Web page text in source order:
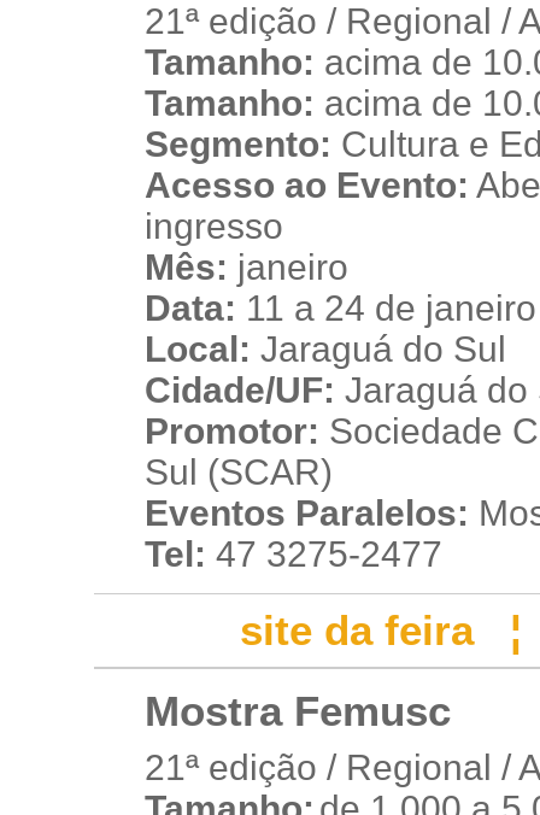
21ª edição / Regional /
Tamanho: acima de
Tamanho: acima de
Segmento: Cultura e
Acesso ao Evento:
ingresso
Mês: janeiro
Data: 11 a 24 de
Local: Jaraguá do Sul
Cidade/UF: Jaraguá do
Promotor: Sociedade
Sul (SCAR)
Eventos Paralelos:
Tel: 47 3275-2477
site da feira
Mostra Femusc
21ª edição / Regional /